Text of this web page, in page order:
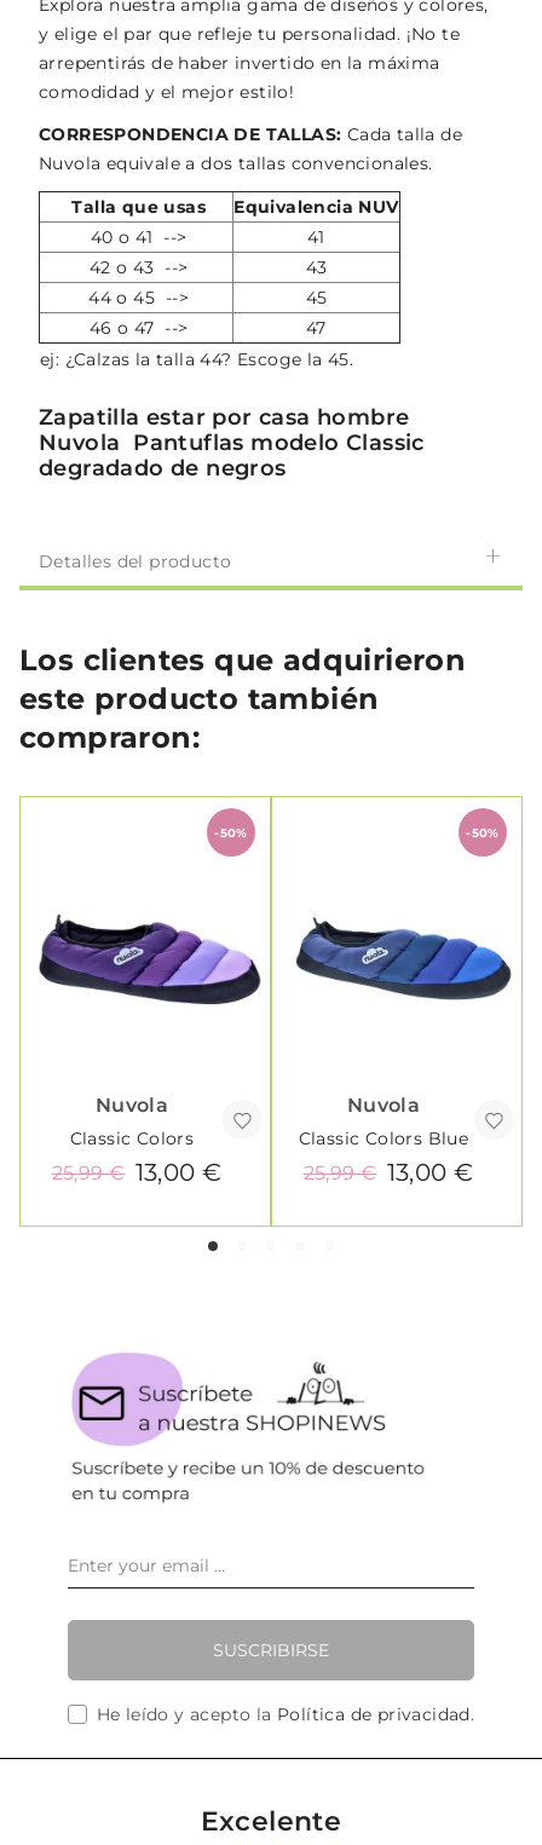
Explora nuestra amplia gama de diseños y colores,
y elige el par que refleje tu personalidad. ¡No te
arrepentirás de haber invertido en la máxima
comodidad y el mejor estilo!
CORRESPONDENCIA DE TALLAS: Cada talla de
Nuvola equivale a dos tallas convencionales.
Talla que usas
Equivalencia NUV
40 o 41 -->
41
42 o 43 -->
43
44 o 45 -->
45
46 o 47 -->
47
ej: ¿Calzas la talla 44? Escoge la 45.
Zapatilla estar por casa hombre
Nuvola Pantuflas modelo Classic
degradado de negros
Detalles del producto
Los clientes que adquirieron
este producto también
compraron:
-50%
Nuvola
Classic Colors
13,00 €
25,99 €
-50%
Nuvola
Classic Colors Blue
13,00 €
25,99 €
SUSCRIBIRSE
He leído y acepto la Política de privacidad.
Excelente